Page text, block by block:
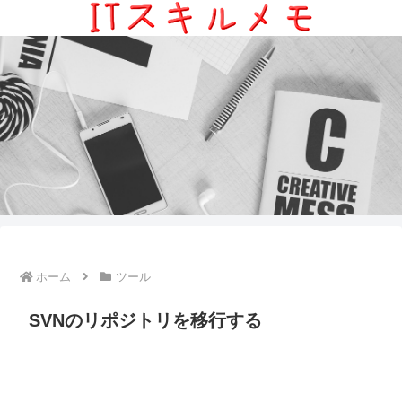
ホーム ツール
SVNのリポジトリを移行する